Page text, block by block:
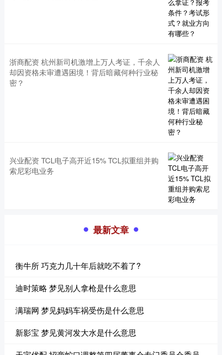
浙商配资 杭州新司机激增上万人考证，千余人
却因资格未审遭遇困境！背后暗藏何种行业秘
密？
兴业配资 TCL电子高开近15% TCL拟重组并购
索尼彩电业务
最新文章
衡牛所 巧克力几十年后就吃不着了?
迪时策略 梦见别人拿枪是什么意思
满瑞网 梦见妈妈车祸受伤是什么意思
新影宝 梦见黄河发大水是什么意思